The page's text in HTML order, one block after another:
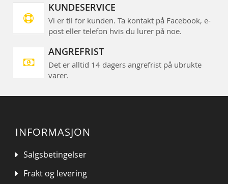
KUNDESERVICE
Vi er til for kunden. Ta kontakt på Facebook, e-
post eller telefon hvis du lurer på noe.
ANGREFRIST
Det er alltid 14 dagers angrefrist på ubrukte
varer.
INFORMASJON
Salgsbetingelser
Frakt og levering